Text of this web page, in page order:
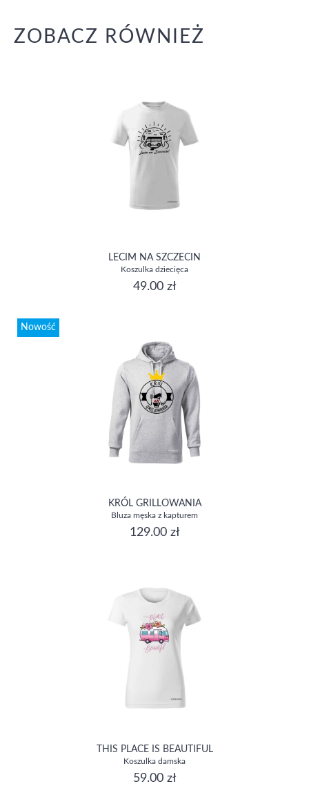
ZOBACZ RÓWNIEŻ
LECIM NA SZCZECIN
Koszulka dziecięca
49.00 zł
Nowość
KRÓL GRILLOWANIA
Bluza męska z kapturem
129.00 zł
THIS PLACE IS BEAUTIFUL
Koszulka damska
59.00 zł